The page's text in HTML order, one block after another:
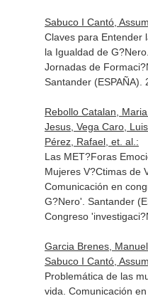
Sabuco I Cantó,
Claves para Entender
la Igualdad de
Jornadas de
Santander (ESPAÑA).
Rebollo Catalan,
Jesus, Vega Caro,
Pérez, Rafael, et. al.:
Las MET?Foras
Mujeres V?Ctimas de
Comunicación en
G?Nero'. Santander
Congreso
Garcia Brenes,
Sabuco I Cantó,
Problemática de las
vida. Comunicación